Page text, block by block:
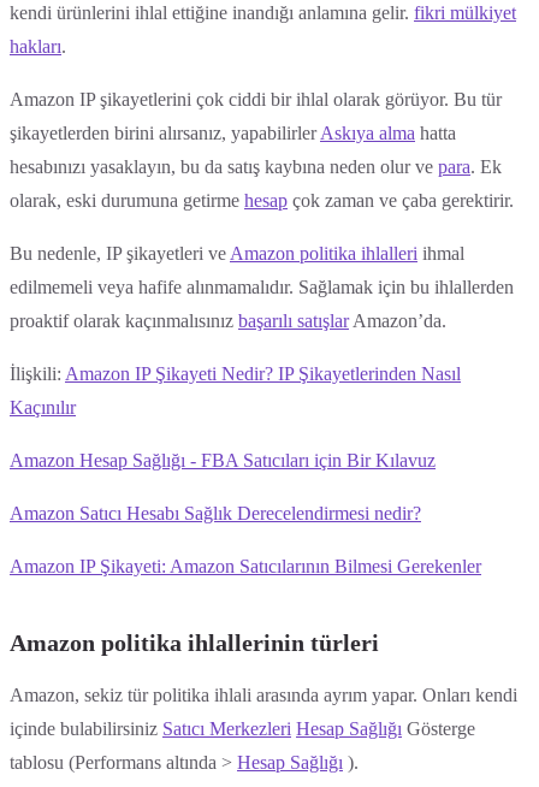
kendi ürünlerini ihlal ettiğine inandığı anlamına gelir. fikri mülkiyet
hakları.
Amazon IP şikayetlerini çok ciddi bir ihlal olarak görüyor. Bu tür
şikayetlerden birini alırsanız, yapabilirlerAskıya alma hatta
hesabınızı yasaklayın, bu da satış kaybına neden olur ve para. Ek
olarak, eski durumuna getirme hesap çok zaman ve çaba gerektirir.
Bu nedenle, IP şikayetleri ve Amazon politika ihlalleri ihmal
edilmemeli veya hafife alınmamalıdır. Sağlamak için bu ihlallerden
proaktif olarak kaçınmalısınız başarılı satışlarAmazon’da.
İlişkili: Amazon IP Şikayeti Nedir? IP Şikayetlerinden Nasıl
Kaçınılır
Amazon Hesap Sağlığı - FBA Satıcıları için Bir Kılavuz
Amazon Satıcı Hesabı Sağlık Derecelendirmesi nedir?
Amazon IP Şikayeti: Amazon Satıcılarının Bilmesi Gerekenler
Amazon politika ihlallerinin türleri
Amazon, sekiz tür politika ihlali arasında ayrım yapar. Onları kendi
içinde bulabilirsiniz Satıcı Merkezleri Hesap Sağlığı Gösterge
tablosu (Performans altında > Hesap Sağlığı ).